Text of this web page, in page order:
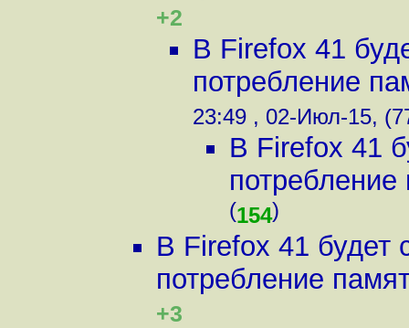
+2
В Firefox 41
потребление
23:49 , 02-Июл-15,
В Firefox 41
(154)
В Firefox 41 будет
потребление
+3